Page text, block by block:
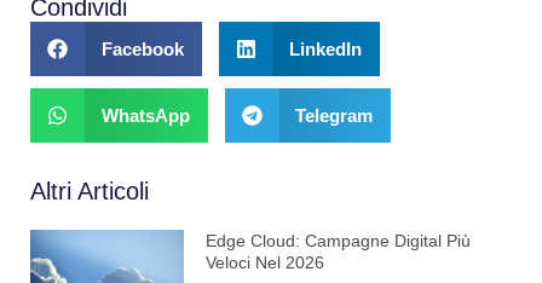
Condividi
Facebook LinkedIn
WhatsApp Telegram
Altri Articoli
Edge Cloud: Campagne Digital Più
Veloci Nel 2026